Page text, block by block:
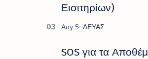
Εισιτηρίων)
SOS για τα